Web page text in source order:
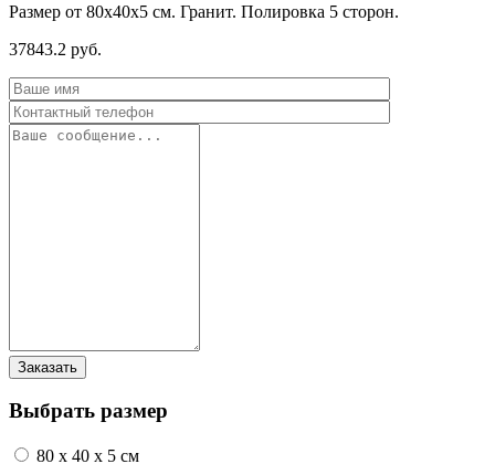
Размер от 80х40х5 см. Гранит. Полировка 5 сторон.
37843.2 руб.
Выбрать размер
80 x 40 x 5 см